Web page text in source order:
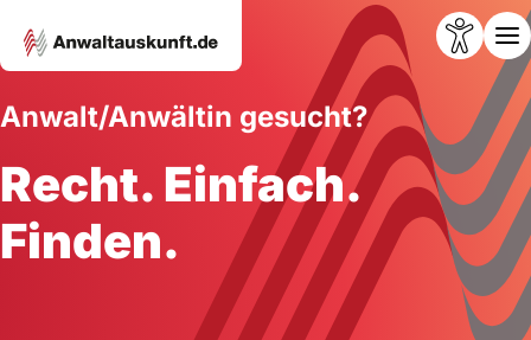
Anwalt/Anwältin gesucht?
Recht. Einfach.
Finden.